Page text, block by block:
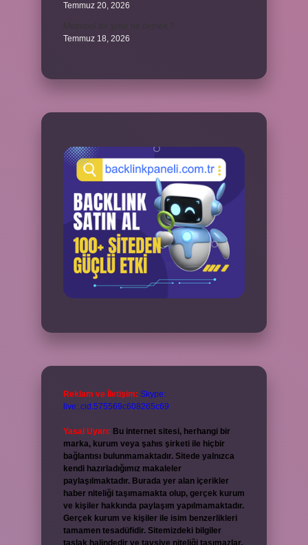
Temmuz 20, 2026
Temmuz 18, 2026
Reklam ve İletişim: Skype:
live:.cid.575569c608265c69
Yasal Uyarı: Bu internet sitesi, herhangi bir
marka, kurum veya şahıs şirketi ile hiçbir
bağlantısı bulunmamaktadır. Sitede yalnızca
kendi hazırladığımız makaleler
paylaşılmaktadır. Burada yer alan içerikler
haber niteliği taşımamakta olup, gerçek kurum
ve kişiler hakkında paylaşım yapılmamaktadır.
Gerçek kurum ve kişiler ile isim benzerlikleri
tamamen tesadüfidir. Sitemizdeki bilgiler
taslak halindedir ve tavsiye niteliği taşımazlar.